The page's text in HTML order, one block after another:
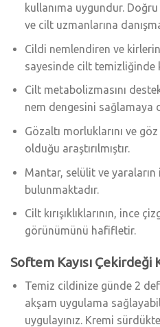
kullanıma uygundur.
ve cilt uzmanlarına
Cildi nemlendiren ve
sayesinde cilt temizliğinde
Cilt metabolizmasını
nem dengesini sağlamaya
Gözaltı morluklarını ve
olduğu araştırılmıştır.
Mantar, selülit ve yaraların
bulunmaktadır.
Cilt kırışıklıklarının, ince
görünümünü hafifletir.
Softem Kayısı Çekirdeği
Temiz cildinize günde 2
akşam uygulama
uygulayınız. Kremi